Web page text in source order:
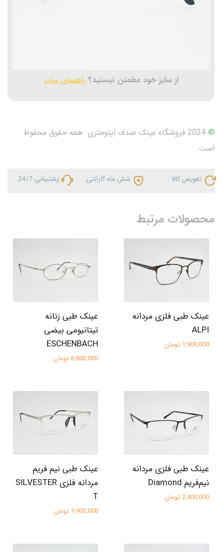
از سایز خود مطمئن نیستید؟ راهنمای سایز
©
2024 فروشگاه عینک صدف اپتومتری. همه حقوق محفوظ
است.
تعویض کالا شش ماه گارانتی پشتیبانی 24/7
محصولات مرتبط
عینک طبی فلزی مردانه
ALPI
1,900,000 تومان
عینک طبی زنانه
تیتانیومی بیضی
ESCHENBACH
6,800,000 تومان
عینک طبی فلزی مردانه
نیم‌فریم Diamond
2,400,000 تومان
عینک طبی نیم فریم
مردانه فلزی SILVESTER
T
1,900,000 تومان